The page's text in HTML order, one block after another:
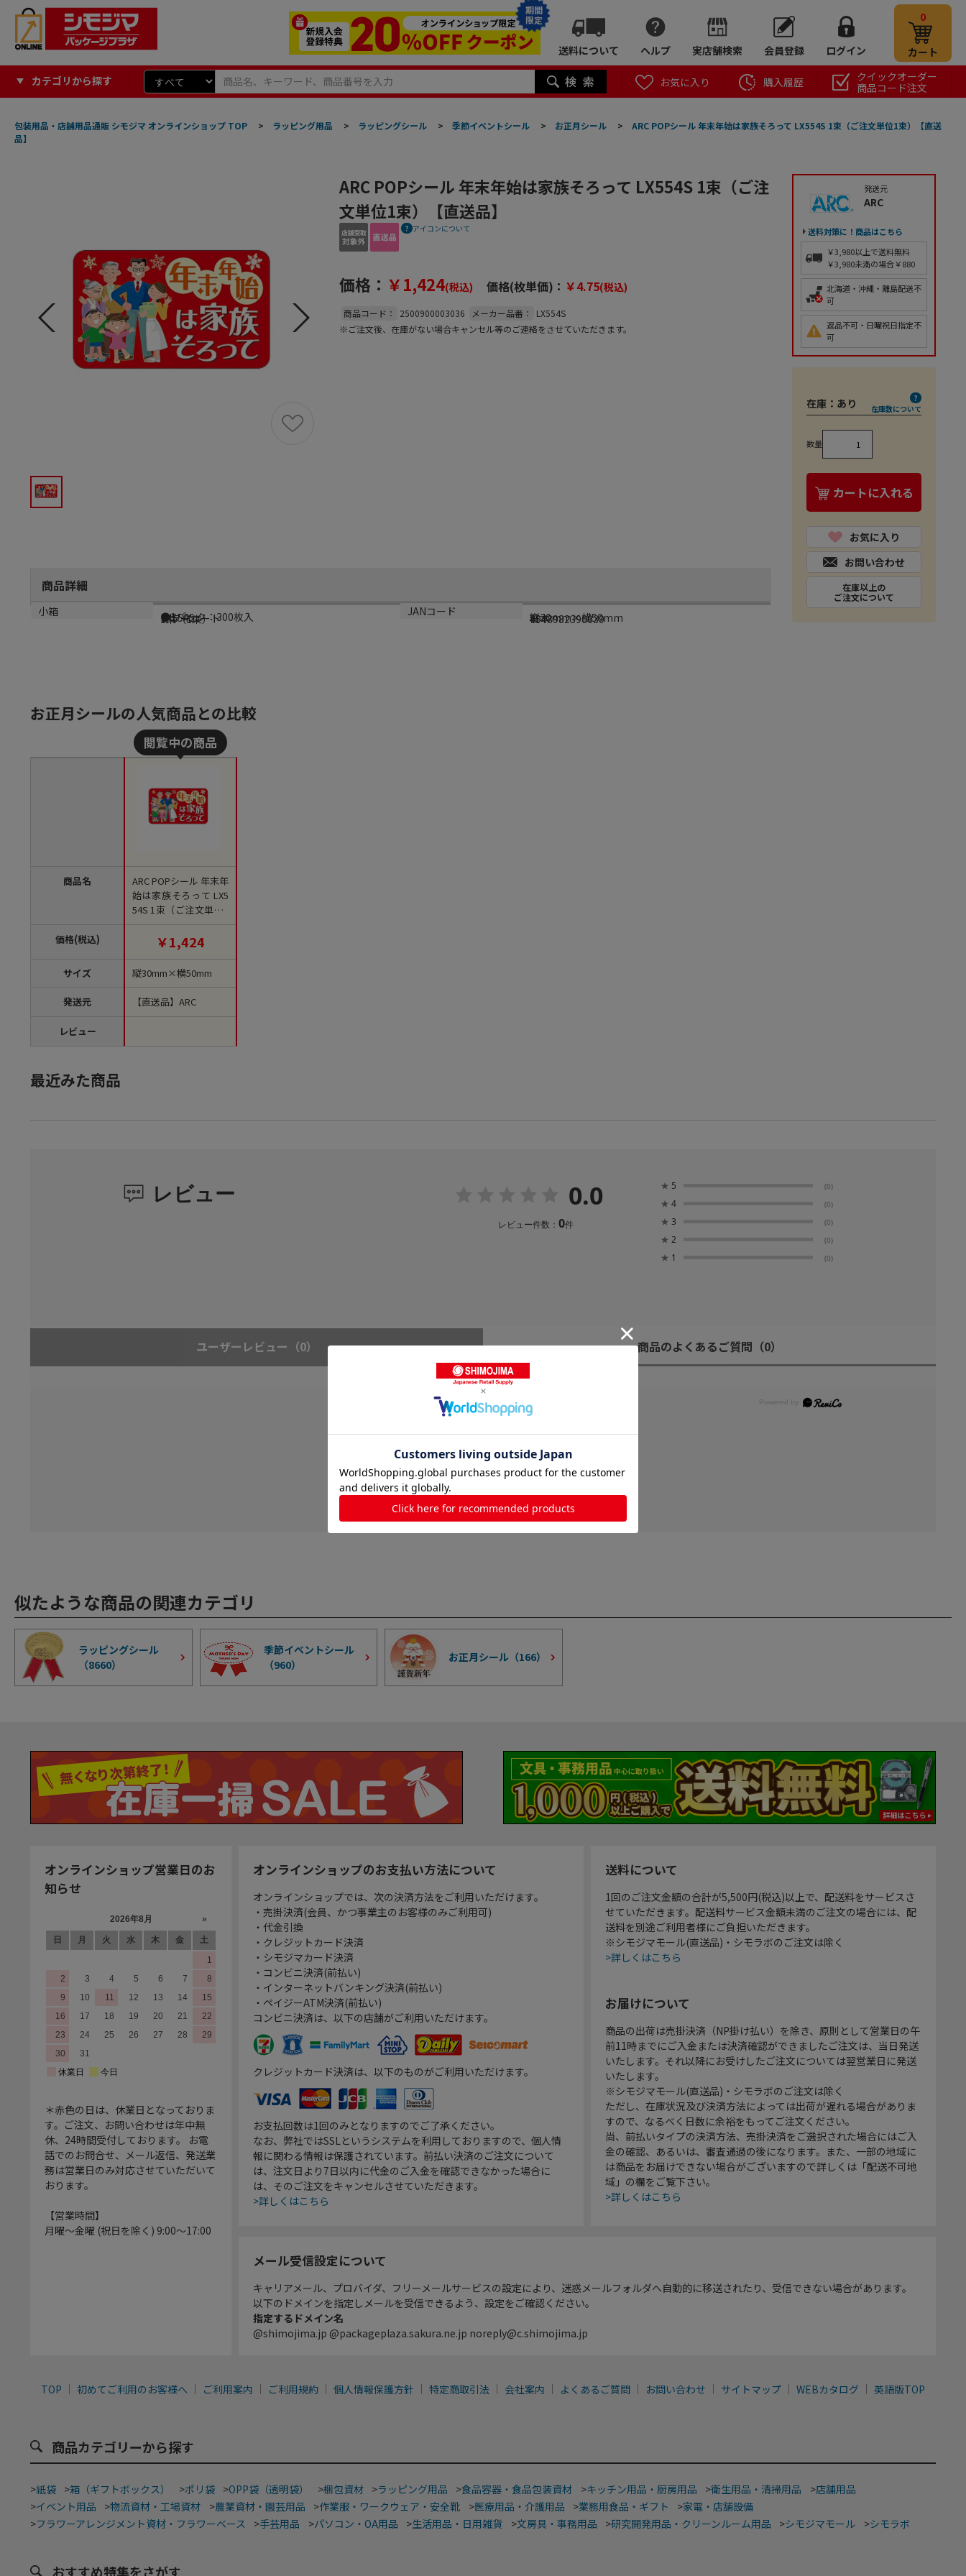
期間
限定
送料について ヘルプ 実店舗検索 会員登録 ログイン
0
カート
カテゴリから探す お気に入り 購入履歴
クイックオーダー
商品コード注文
包装用品・店舗用品通販 シモジマ オンラインショップ TOP > ラッピング用品 > ラッピングシール > 季節イベントシール > お正月シール >
ARC POPシール 年末年始は家族そろって LX554S 1束（ご注文単位1束）【直送
品】
ARC POPシール 年末年始は家族そろって LX554S 1束（ご注
文単位1束）【直送品】
アイコンについて
価格： ￥1,424(税込) 価格(枚単価)： ￥4.75(税込)
商品コード： 2500900003036 メーカー品番：
LX554S
※ご注文後、在庫がない場合キャンセル等のご連絡をさせていただきます。
商品詳細
商品説明
●1パック：300枚入
メーカー品番
LX554S
サイズ
縦30mm×横50mm
材質
ミラーコート
生産国
日本
小箱
1束（1束）
JANコード
4948982390039
発送元
ARC
送料対策に！商品はこちら
￥3,980以上で送料無料
￥3,980未満の場合￥880
北海道・沖縄・離島配送不
可
返品不可・日曜祝日指定不
可
在庫： あり 在庫数について
数量
カートに入れる
お気に入り
お問い合わせ
在庫以上の
ご注文について
お正月シールの人気商品との比較
商品名
価格(税込)
サイズ
発送元
レビュー
ARC POPシール 年末年
始は家族そろって LX5
54S 1束（ご注文単位1
束）【直送品】
￥1,424
縦30mm×横50mm
【直送品】ARC
最近みた商品
レビュー 0.0
レビュー件数： 0件
★ 5 (0)
★ 4 (0)
★ 3 (0)
★ 2 (0)
★ 1 (0)
ユーザーレビュー （0） 商品のよくあるご質問 （0）
似たような商品の関連カテゴリ
ラッピングシール
（8660）
季節イベントシール
（960）
お正月シール（166）
オンラインショップ営業日のお
知らせ
＊赤色の日は、休業日となっておりま
す。ご注文、お問い合わせは年中無
休、24時間受付しております。 お電
話でのお問合せ、メール返信、発送業
務は営業日のみ対応させていただいて
おります。
【営業時間】
月曜～金曜 (祝日を除く) 9:00～17:00
オンラインショップのお支払い方法について
オンラインショップでは、次の決済方法をご利用いただけます。
・売掛決済(会員、かつ事業主のお客様のみご利用可)
・代金引換
・クレジットカード決済
・シモジマカード決済
・コンビニ決済(前払い)
・インターネットバンキング決済(前払い)
・ペイジーATM決済(前払い)
コンビニ決済は、以下の店舗がご利用いただけます。
クレジットカード決済は、以下のものがご利用いただけます。
お支払回数は1回のみとなりますのでご了承ください。
なお、弊社ではSSLというシステムを利用しておりますので、個人情
報に関わる情報は保護されています。前払い決済のご注文について
は、注文日より7日以内に代金のご入金を確認できなかった場合に
は、そのご注文をキャンセルさせていただきます。
>詳しくはこちら
送料について
1回のご注文金額の合計が5,500円(税込)以上で、配送料をサービスさ
せていただきます。配送料サービス金額未満のご注文の場合には、配
送料を別途ご利用者様にご負担いただきます。
※シモジマモール(直送品)・シモラボのご注文は除く
>詳しくはこちら
お届けについて
商品の出荷は売掛決済（NP掛け払い）を除き、原則として営業日の午
前11時までにご入金または決済確認ができましたご注文は、当日発送
いたします。それ以降にお受けしたご注文については翌営業日に発送
いたします。
※シモジマモール(直送品)・シモラボのご注文は除く
ただし、在庫状況及び決済方法によっては出荷が遅れる場合がありま
すので、なるべく日数に余裕をもってご注文ください。
尚、前払いタイプの決済方法、売掛決済をご選択された場合にはご入
金の確認、あるいは、審査通過の後になります。また、一部の地域に
は商品をお届けできない場合がございますので詳しくは「配送不可地
域」の欄をご覧下さい。
>詳しくはこちら
メール受信設定について
キャリアメール、プロバイダ、フリーメールサービスの設定により、迷惑メールフォルダへ自動的に移送されたり、受信できない場合があります。
以下のドメインを指定しメールを受信できるよう、設定をご確認ください。
指定するドメイン名
@shimojima.jp @packageplaza.sakura.ne.jp noreply@c.shimojima.jp
TOP 初めてご利用のお客様へ ご利用案内 ご利用規約 個人情報保護方針 特定商取引法 会社案内 よくあるご質問 お問い合わせ サイトマップ WEBカタログ 英語版TOP
商品カテゴリーから探す
>紙袋 >箱（ギフトボックス） >ポリ袋 >OPP袋（透明袋） >梱包資材 >ラッピング用品 >食品容器・食品包装資材 >キッチン用品・厨房用品 >衛生用品・清掃用品 >店舗用品
>イベント用品 >物流資材・工場資材 >農業資材・園芸用品 >作業服・ワークウェア・安全靴 >医療用品・介護用品 >業務用食品・ギフト >家電・店舗設備
>フラワーアレンジメント資材・フラワーベース >手芸用品 >パソコン・OA用品 >生活用品・日用雑貨 >文房具・事務用品 >研究開発用品・クリーンルーム用品 >シモジマモール >シモラボ
おすすめ特集をさがす